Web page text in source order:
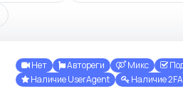
Нет Автореги Микс
Наличие UserAgent
Наличие 2FA